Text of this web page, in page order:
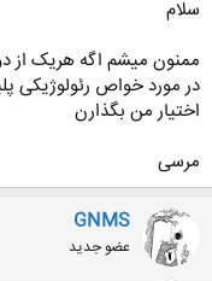
سلام
در مورد خواص رئولوژیکی
اختیار من بگذارن
مرسی
GNMS
عضو جدید